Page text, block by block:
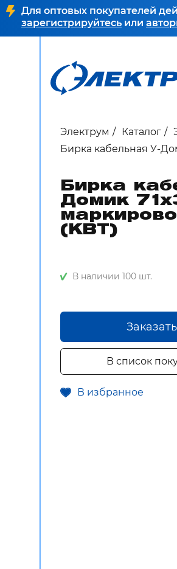
Для оптовых покупателей
зарегистрируйтесь или
Электрум Каталог
Бирка кабельная У-
Бирка
Домик
(КВТ)
В наличии 100 шт.
Заказать
В список
В избранное